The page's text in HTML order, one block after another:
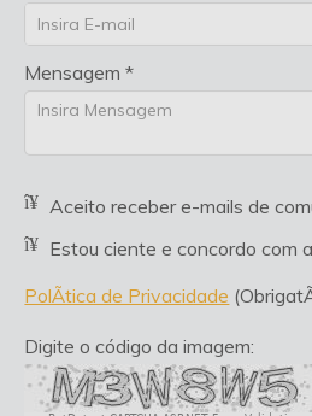
Mensagem *
Aceito receber e-mails de
Estou ciente e concordo com a
PolÃ­tica de Privacidade
Digite o código da imagem: